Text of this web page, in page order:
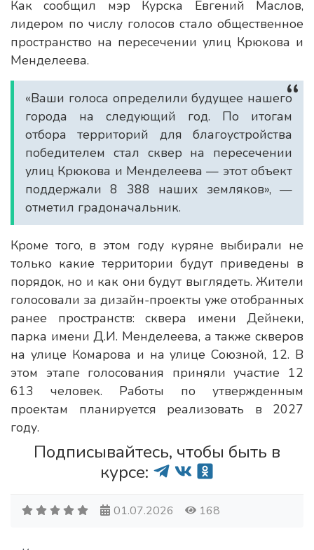
Как сообщил мэр Курска Евгений Маслов,
лидером по числу голосов стало общественное
пространство на пересечении улиц Крюкова и
Менделеева.
«Ваши голоса определили будущее нашего
города на следующий год. По итогам
отбора территорий для благоустройства
победителем стал сквер на пересечении
улиц Крюкова и Менделеева — этот объект
поддержали 8 388 наших земляков», —
отметил градоначальник.
Кроме того, в этом году куряне выбирали не
только какие территории будут приведены в
порядок, но и как они будут выглядеть. Жители
голосовали за дизайн-проекты уже отобранных
ранее пространств: сквера имени Дейнеки,
парка имени Д.И. Менделеева, а также скверов
на улице Комарова и на улице Союзной, 12. В
этом этапе голосования приняли участие 12
613 человек. Работы по утвержденным
проектам планируется реализовать в 2027
году.
Подписывайтесь, чтобы быть в
курсе:
01.07.2026 168